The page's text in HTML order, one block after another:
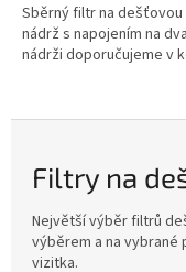
Sběrný filtr na
nádrž s napojením na
nádrži doporučujeme v
Filtry na
Největší výběr filtrů
výběrem a na vybrané
vizitka.